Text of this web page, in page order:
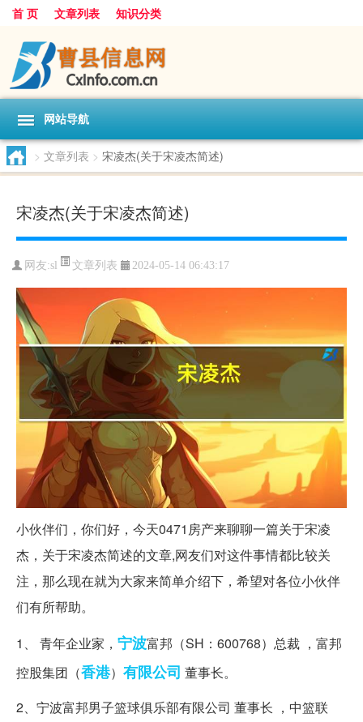
首 页 文章列表 知识分类
网站导航
> 文章列表 > 宋凌杰(关于宋凌杰简述)
宋凌杰(关于宋凌杰简述)
网友:sl 文章列表 2024-05-14 06:43:17
小伙伴们，你们好，今天0471房产来聊聊一篇关于宋凌
杰，关于宋凌杰简述的文章,网友们对这件事情都比较关
注，那么现在就为大家来简单介绍下，希望对各位小伙伴
们有所帮助。
1、 青年企业家， 宁波富邦（SH：600768）总裁 ，富邦
控股集团（香港） 有限公司 董事长。
2、宁波富邦男子篮球俱乐部有限公司 董事长 ，中篮联